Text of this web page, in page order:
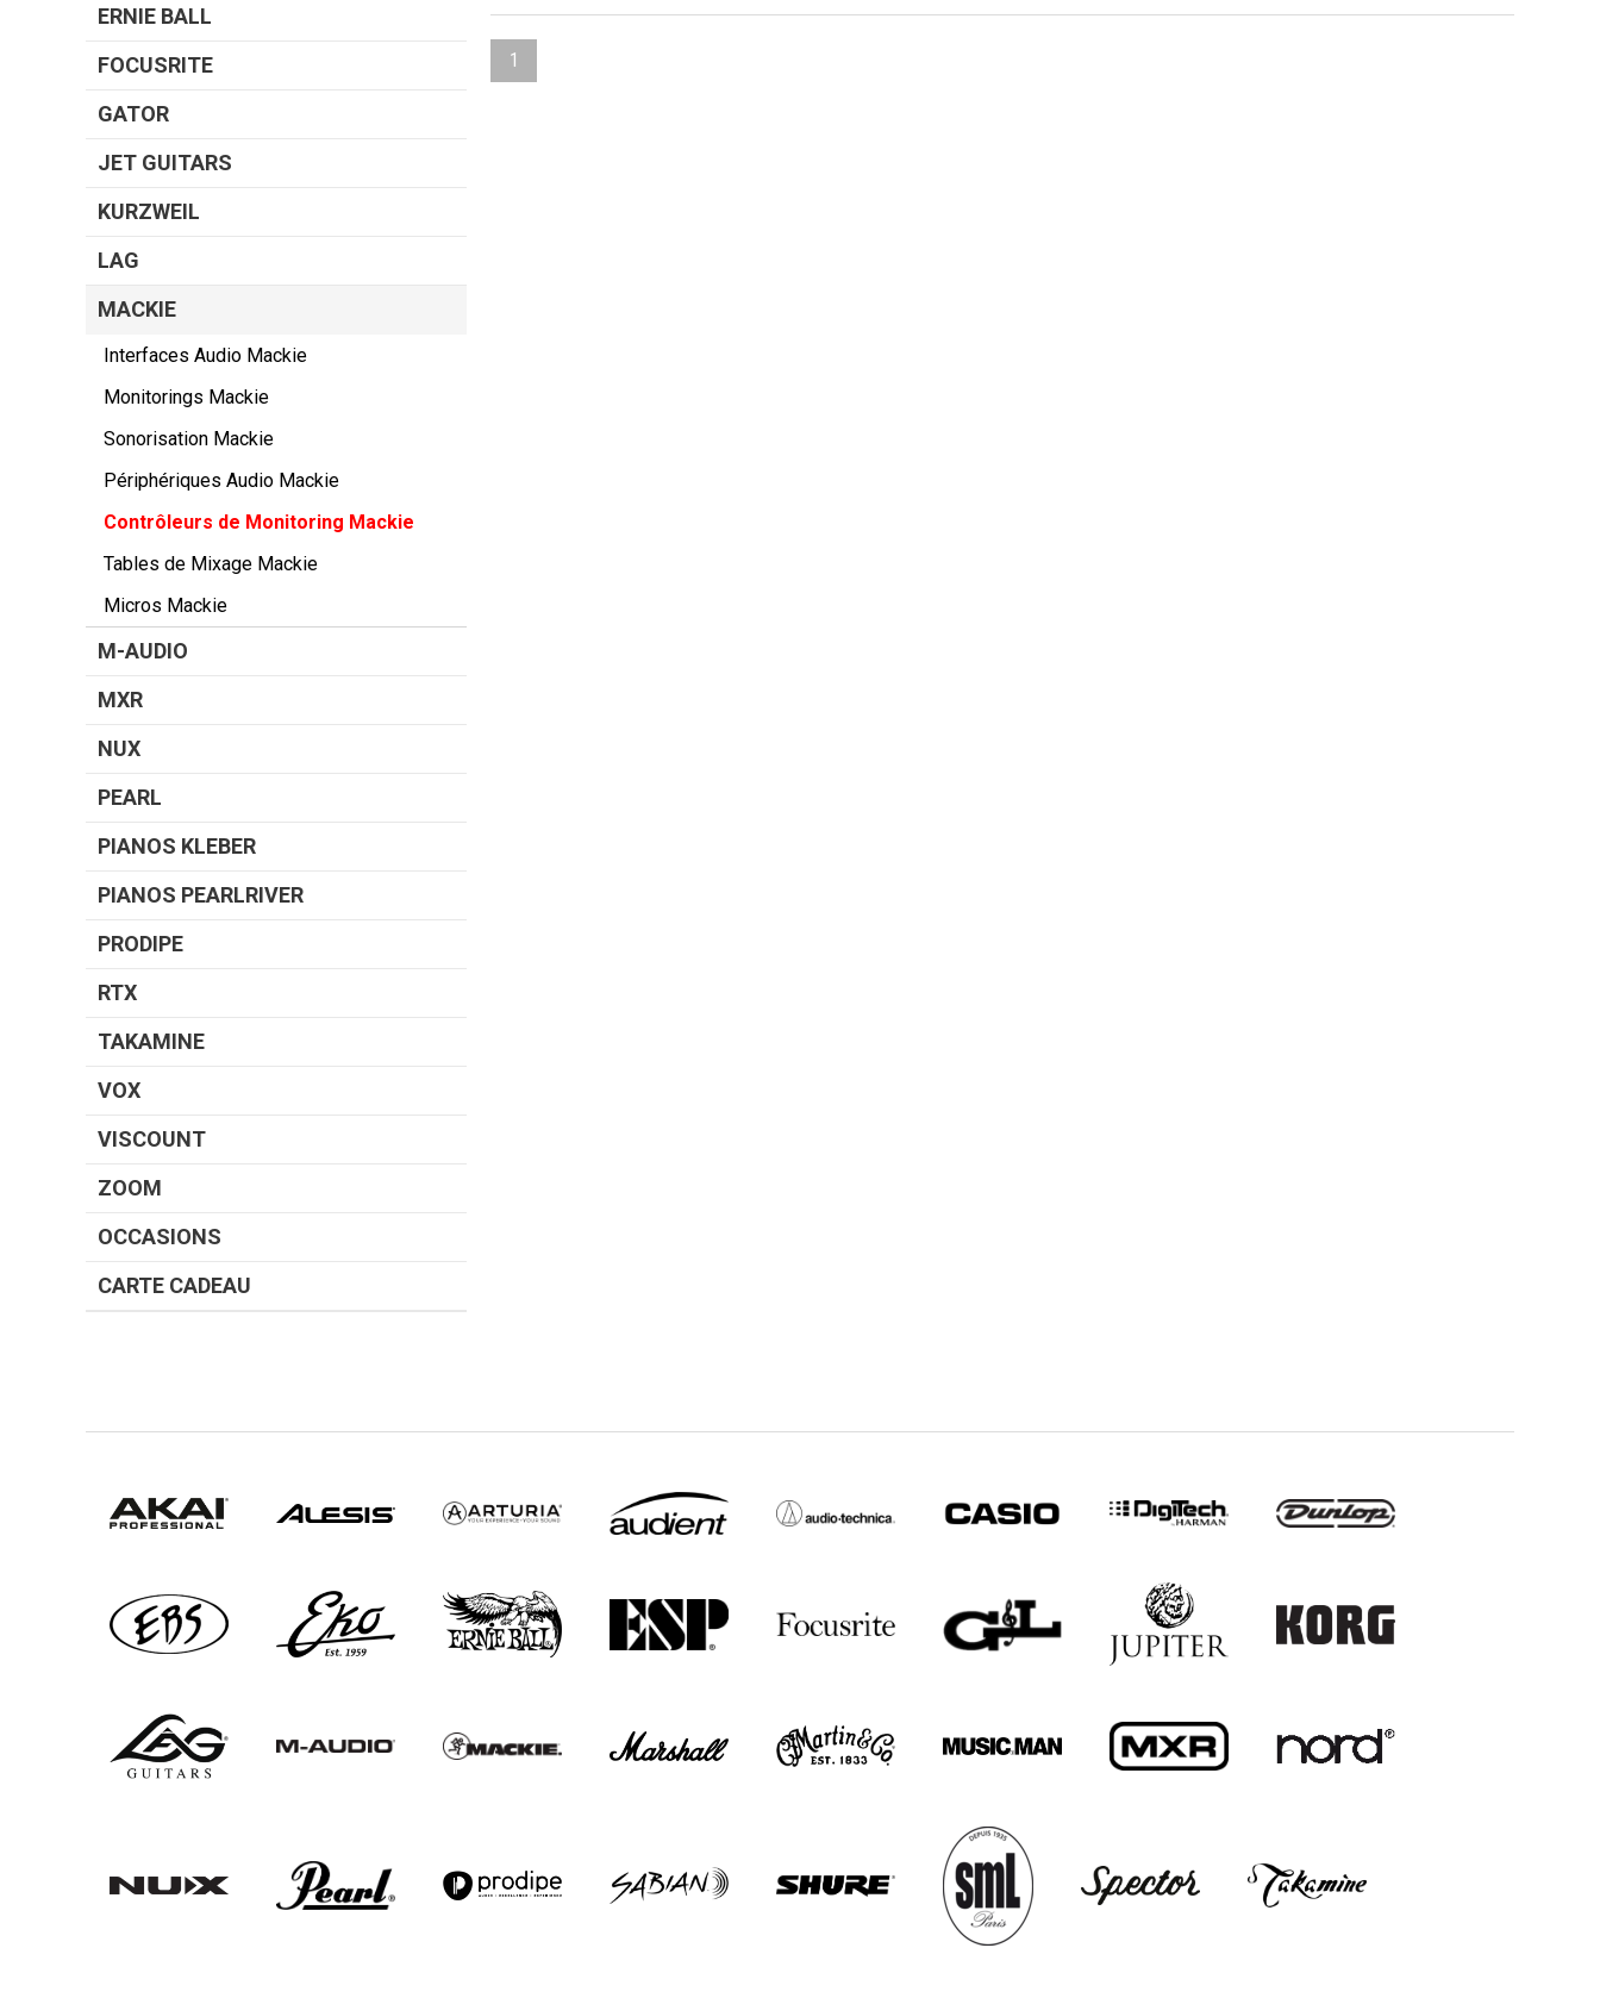
ERNIE BALL
FOCUSRITE
GATOR
JET GUITARS
KURZWEIL
LAG
MACKIE
Interfaces Audio Mackie
Monitorings Mackie
Sonorisation Mackie
Périphériques Audio Mackie
Contrôleurs de Monitoring Mackie
Tables de Mixage Mackie
Micros Mackie
M-AUDIO
MXR
NUX
PEARL
PIANOS KLEBER
PIANOS PEARLRIVER
PRODIPE
RTX
TAKAMINE
VOX
VISCOUNT
ZOOM
OCCASIONS
CARTE CADEAU
1